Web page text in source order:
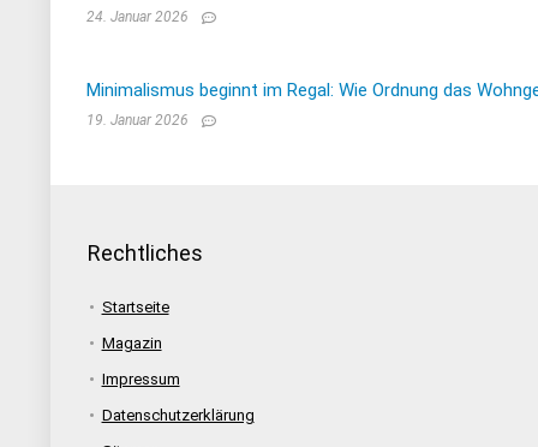
24. Januar 2026
Minimalismus beginnt im Regal: Wie Ordnung das
19. Januar 2026
Rechtliches
Startseite
Magazin
Impressum
Datenschutzerklärung